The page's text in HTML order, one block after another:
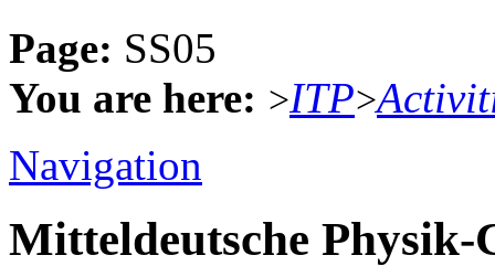
Page: SS05
You are here: >ITP>
Navigation
Mitteldeutsche Physik-